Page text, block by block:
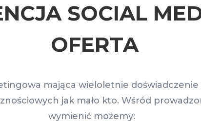
SOCIAL
OFERTA
mająca wieloletnie doświadczenie
jak mało kto. Wśród
wymienić możemy: